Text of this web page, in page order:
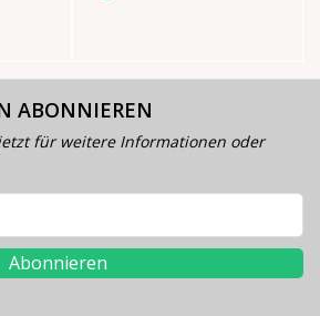
ABONNIEREN
für weitere Informationen oder
Abonnieren